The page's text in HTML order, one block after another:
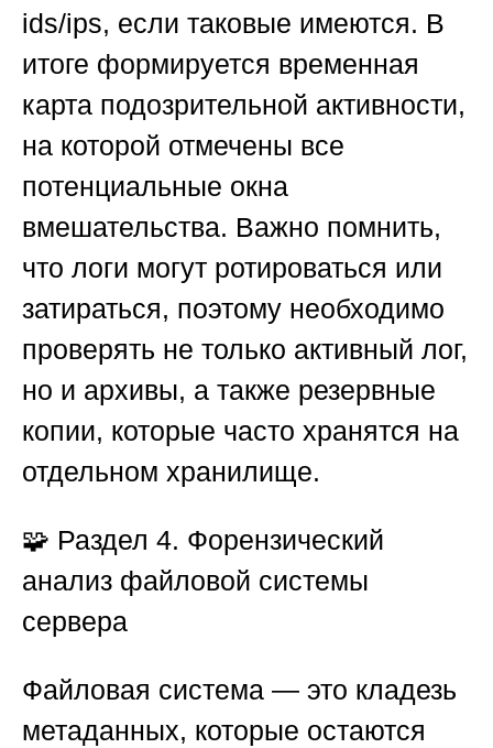
ids/ips, если таковые имеются. В
итоге формируется временная
карта подозрительной активности,
на которой отмечены все
потенциальные окна
вмешательства. Важно помнить,
что логи могут ротироваться или
затираться, поэтому необходимо
проверять не только активный лог,
но и архивы, а также резервные
копии, которые часто хранятся на
отдельном хранилище.
🧩 Раздел 4. Форензический
анализ файловой системы
сервера
Файловая система — это кладезь
метаданных, которые остаются